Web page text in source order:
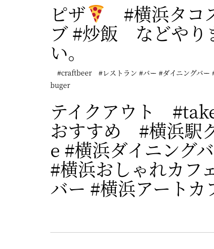
ピザ #横浜タコ
ブ #炒飯 などやり
い。
#craftbeer #レストラン #バー #ダイニングバ
buger
テイクアウト
おすすめ #横浜駅
e #横浜ダイニング
#横浜おしゃれカフ
バー #横浜アートカ